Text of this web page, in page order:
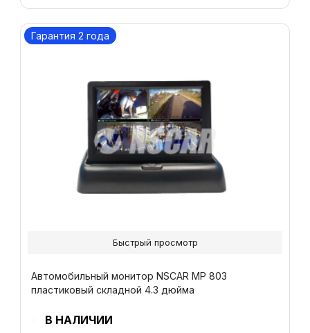
Гарантия 2 года
Автомобильный монитор NSCAR МР 803
пластиковый складной 4.3 дюйма
В НАЛИЧИИ
Быстрый просмотр